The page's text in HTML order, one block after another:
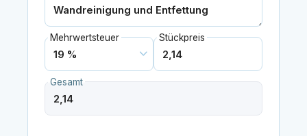
Mehrwertsteuer Stückpreis
Gesamt